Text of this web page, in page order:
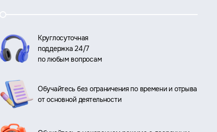
Круглосуточная
поддержка 24/7
по любым вопросам
Обучайтесь без ограничения по времени и отрыва
от основной деятельности